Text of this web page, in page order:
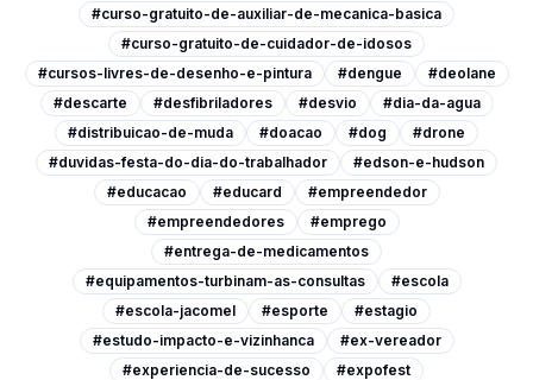
#curso-gratuito-de-auxiliar-de-mecanica-basica
#curso-gratuito-de-cuidador-de-idosos
#cursos-livres-de-desenho-e-pintura
#dengue
#deolane
#descarte
#desfibriladores #desvio
#dia-da-agua
#distribuicao-de-muda
#doacao #dog
#drone
#duvidas-festa-do-dia-do-trabalhador
#edson-e-hudson
#educacao
#educard
#empreendedor
#empreendedores
#emprego
#entrega-de-medicamentos
#equipamentos-turbinam-as-consultas
#escola
#escola-jacomel
#esporte
#estagio
#estudo-impacto-e-vizinhanca
#ex-vereador
#experiencia-de-sucesso
#expofest